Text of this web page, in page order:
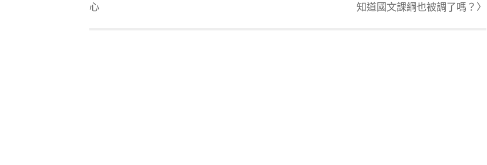
心
知道國文課綱也被調了嗎？〉